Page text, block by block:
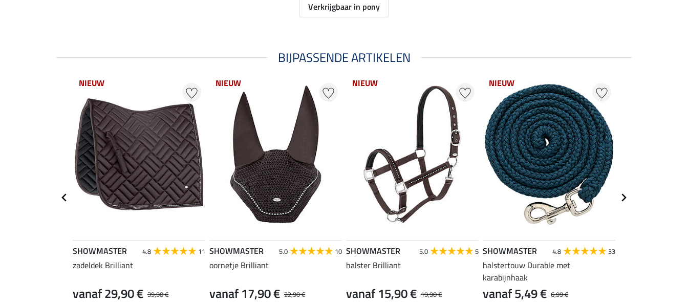
Verkrijgbaar in pony
BIJPASSENDE ARTIKELEN
NIEUW
SHOWMASTER 4.8 11
zadeldek Brilliant
39,90 €
vanaf 29,90 €
NIEUW
SHOWMASTER 5.0 10
oornetje Brilliant
22,90 €
vanaf 17,90 €
NIEUW
SHOWMASTER 5.0 5
halster Brilliant
19,90 €
vanaf 15,90 €
NIEUW
SHOWMASTER 4.8 33
halstertouw Durable met
karabijnhaak
6,99 €
vanaf 5,49 €